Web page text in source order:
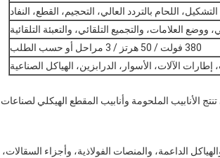
اللحام بالتردد العالي، التحجيم، القطع، النفاد
ووضع العلامات، والتجميع التلقائي، والتعبئة التلقائية
380 فولت / 50 هرتز / 3 مراحل أو حسب الطلب
إطارات الآلات، الأسوار، الدرابزين، الهياكل الصناعية
الأنابيب الملحومة وأنابيب المقطع الهيكلي لصناعات
الداعمة، والمنصات الفولاذية، وأجزاء السقالات،